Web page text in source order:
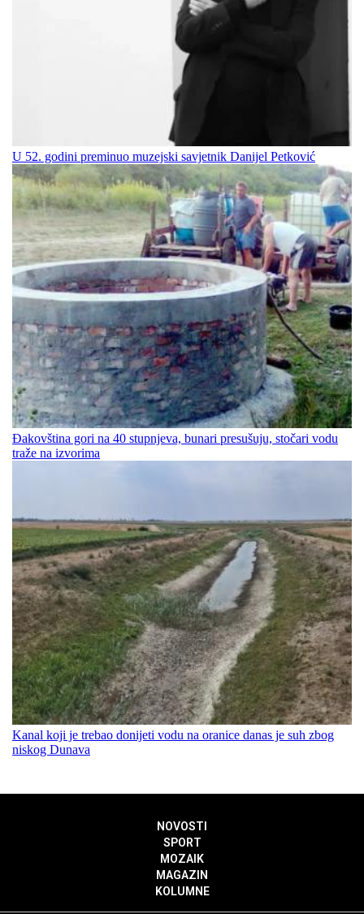
U 52. godini preminuo muzejski savjetnik Danijel Petković
Đakovština gori na 40 stupnjeva, bunari presušuju, stočari vodu
traže na izvorima
Kanal koji je trebao donijeti vodu na oranice danas je suh zbog
niskog Dunava
NOVOSTI
SPORT
MOZAIK
MAGAZIN
KOLUMNE